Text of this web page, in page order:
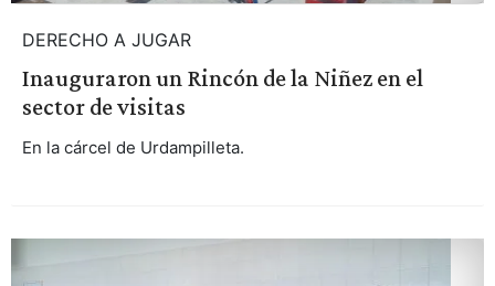
DERECHO A JUGAR
Inauguraron un Rincón de la Niñez en el
sector de visitas
En la cárcel de Urdampilleta.